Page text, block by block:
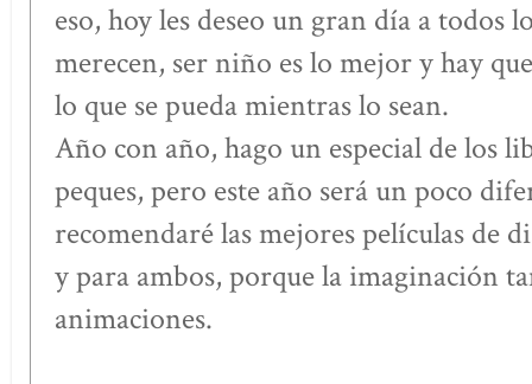
eso, hoy les deseo un gran día a todos
merecen, ser niño es lo mejor y hay
lo que se pueda mientras lo sean.
Año con año, hago un especial de los
peques, pero este año será un poco
recomendaré las mejores películas de
y para ambos, porque la imaginación
animaciones.